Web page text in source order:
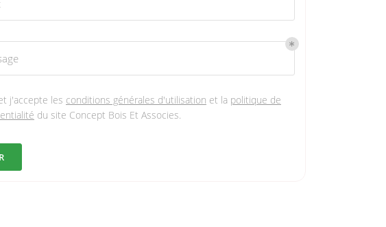
j'accepte les conditions générales d'utilisation et la politique de
du site Concept Bois Et Associes.